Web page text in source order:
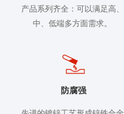
产品系列齐全：可以满足高、
中、低端多方面需求。
防腐强